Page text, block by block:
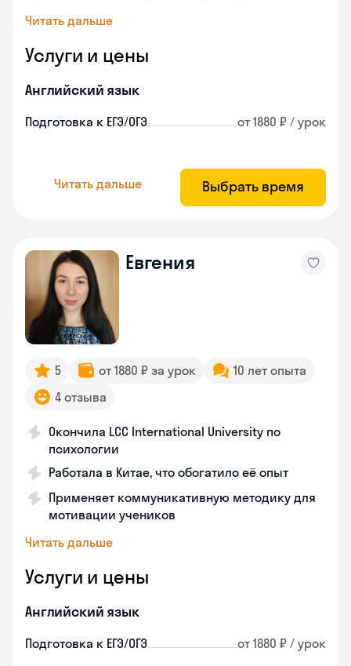
Читать дальше
Услуги и цены
Английский язык
Подготовка к ЕГЭ/ОГЭ от 1880 ₽ / урок
Читать дальше Выбрать время
Евгения
5 от 1880 ₽ за урок
10 лет опыта
4 отзыва
Окончила LCC International University по
психологии
Работала в Китае, что обогатило её опыт
Применяет коммуникативную методику для
мотивации учеников
Читать дальше
Услуги и цены
Английский язык
Подготовка к ЕГЭ/ОГЭ от 1880 ₽ / урок